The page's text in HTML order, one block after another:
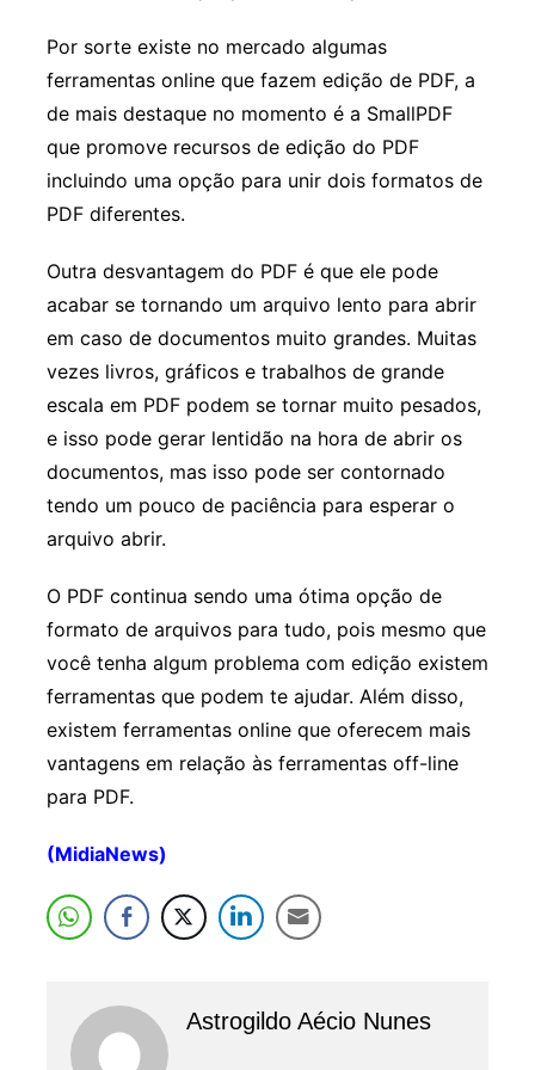
Por sorte existe no mercado algumas
ferramentas online que fazem edição de PDF, a
de mais destaque no momento é a SmallPDF
que promove recursos de edição do PDF
incluindo uma opção para unir dois formatos de
PDF diferentes.
Outra desvantagem do PDF é que ele pode
acabar se tornando um arquivo lento para abrir
em caso de documentos muito grandes. Muitas
vezes livros, gráficos e trabalhos de grande
escala em PDF podem se tornar muito pesados,
e isso pode gerar lentidão na hora de abrir os
documentos, mas isso pode ser contornado
tendo um pouco de paciência para esperar o
arquivo abrir.
O PDF continua sendo uma ótima opção de
formato de arquivos para tudo, pois mesmo que
você tenha algum problema com edição existem
ferramentas que podem te ajudar. Além disso,
existem ferramentas online que oferecem mais
vantagens em relação às ferramentas off-line
para PDF.
(MidiaNews)
Astrogildo Aécio Nunes